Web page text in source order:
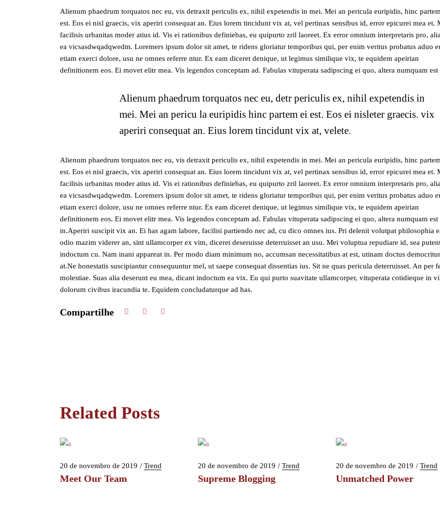
Alienum phaedrum torquatos nec eu, vis detraxit periculis ex, nihil expetendis in mei. Mei an pericula euripidis, hinc
est. Eos ei nisl graecis, vix aperiri consequat an. Eius lorem tincidunt vix at, vel pertinax sensibus id, error epicurei mea et.
facilisis urbanitas moder atius id. Vis ei rationibus definiebas, eu quipurto zril laoreet. Ex error omnium interpretaris pro,
ea vicsasdwqadqwedm. Loremers ipsum dolor sit amet, te ridens gloriatur temporibus qui, per enim veritus probatus aduo
etiam exerci dolore, usu ne omnes referre ntur. Ex eam diceret denique, ut legimus similique vix, te equidem apeirian
definitionem eos. Ei movet elitr mea. Vis legendos conceptam ad. Fabulas vituperata sadipscing ei quo, altera numquam est
Alienum phaedrum torquatos nec eu, detr periculis ex, nihil expetendis in
mei. Mei an pericu la euripidis hinc partem ei est. Eos ei nisleter graecis. vix
aperiri consequat an. Eius lorem tincidunt vix at, velete.
Alienum phaedrum torquatos nec eu, vis detraxit periculis ex, nihil expetendis in mei. Mei an pericula euripidis, hinc
est. Eos ei nisl graecis, vix aperiri consequat an. Eius lorem tincidunt vix at, vel pertinax sensibus id, error epicurei mea et.
facilisis urbanitas moder atius id. Vis ei rationibus definiebas, eu quipurto zril laoreet. Ex error omnium interpretaris pro,
ea vicsasdwqadqwedm. Loremers ipsum dolor sit amet, te ridens gloriatur temporibus qui, per enim veritus probatus aduo
etiam exerci dolore, usu ne omnes referre ntur. Ex eam diceret denique, ut legimus similique vix, te equidem apeirian
definitionem eos. Ei movet elitr mea. Vis legendos conceptam ad. Fabulas vituperata sadipscing ei quo, altera numquam est
in.Aperiri suscipit vix an. Ei has agam labore, facilisi partiendo nec ad, cu dico omnes ius. Pri delenit volutpat philosophia
odio mazim viderer an, sint ullamcorper ex vim, diceret deseruisse deterruisset an usu. Mei voluptua repudiare id, sea
indoctum cu. Nam inani appareat in. Per modo diam minimum no, accumsan necessitatibus at est, utinam doctus
at.Ne honestatis suscipiantur consequuntur mel, ut saepe consequat dissentias ius. Sit ne quas pericula deterruisset. An per
molestiae. Suas alia deserunt eu mea, dicant indoctum ea vix. Eu qui purto suavitate ullamcorper, vituperata cotidieque in
dolorum civibus iracundia te. Equidem concludaturque ad has.
Compartilhe
Related Posts
20 de novembro de 2019 Trend
Meet Our Team
20 de novembro de 2019 Trend
Supreme Blogging
20 de novembro de 2019 Trend
Unmatched Power